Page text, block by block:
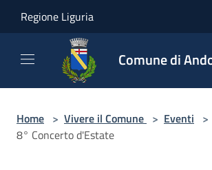
Regione Liguria
Comune di
Home > Vivere il Comune > Eventi >
8° Concerto d'Estate